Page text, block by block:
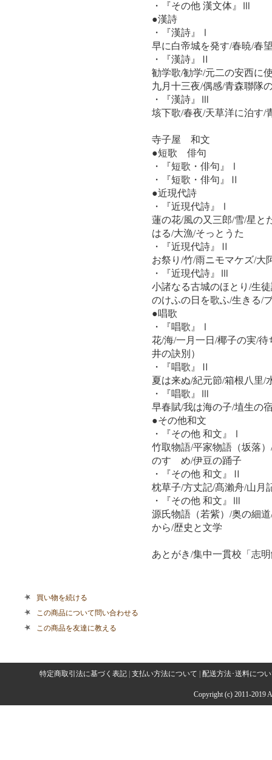
・『その他 漢文体』Ⅲ
●漢詩
・『漢詩』Ⅰ
早に白帝城を発す/春暁/春
・『漢詩』Ⅱ
勧学歌/勧学/元二の安西に
九月十三夜/偶感/青森聯隊
・『漢詩』Ⅲ
垓下歌/春夜/天草洋に泊す/
寺子屋 和文
●短歌 俳句
・『短歌・俳句』Ⅰ
・『短歌・俳句』Ⅱ
●近現代詩
・『近現代詩』Ⅰ
蓮の花/風の又三郎/雪/星と
はる/大漁/そっとうた
・『近現代詩』Ⅱ
お祭り/竹/雨ニモマケズ/大
・『近現代詩』Ⅲ
小諸なる古城のほとり/生
のけふの日を歌ふ/生きる/
●唱歌
・『唱歌』Ⅰ
花/海/一月一日/椰子の実/
井の訣別）
・『唱歌』Ⅱ
夏は来ぬ/紀元節/箱根八里/
・『唱歌』Ⅲ
早春賦/我は海の子/埴生の
●その他和文
・『その他 和文』Ⅰ
竹取物語/平家物語（坂落
のすゝめ/伊豆の踊子
・『その他 和文』Ⅱ
枕草子/方丈記/髙瀨舟/山月
・『その他 和文』Ⅲ
源氏物語（若紫）/奥の細
から/歴史と文学
あとがき/集中一貫校「志
買い物を続ける
この商品について問い合わせる
この商品を友達に教える
特定商取引法に基づく表記 支払い方法について 配送方法･送料につ
Copyright (c) 2011-2019